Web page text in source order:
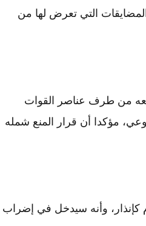
التي تعرض لها من
من طرف عناصر القوات
مؤكدا أن قرار المنع شمله
كإنذار، وأنه سيدخل في إضراب